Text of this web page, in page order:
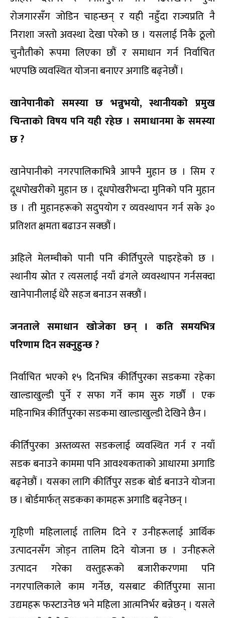
रोजगारसँग जोडिन चाहन्छन् र यही नहुँदा राज्यप्रति नै
निराशा जस्तो अवस्था देखा परेको छ । यसलाई निकै ठूलो
चुनौतीको रूपमा लिएका छौं र समाधान गर्न निर्वाचित
भएपछि व्यवस्थित योजना बनाएर अगाडि बढ्नेछौं ।
खानेपानीको समस्या छ भन्नुभयो, स्थानीयको प्रमुख
चिन्ताको विषय पनि यही रहेछ । समाधानमा के समस्या
छ ?
खानेपानीको नगरपालिकाभित्रै आफ्नै मुहान छ । सिम र
दूधपोखरीको मुहान छ । दूधपोखरीभन्दा मुनिको पनि मुहान
छ । ती मुहानहरूको सदुपयोग र व्यवस्थापन गर्न सके ३०
प्रतिशत क्षमता बढाउन सक्छौं ।
अहिले मेलम्चीको पानी पनि कीर्तिपुरले पाइरहेको छ ।
स्थानीय स्रोत र त्यसलाई नयाँ ढंगले व्यवस्थापन गर्नसक्दा
खानेपानीलाई धेरै सहज बनाउन सक्छौं ।
जनताले समाधान खोजेका छन् । कति समयभित्र
परिणाम दिन सक्नुहुन्छ ?
निर्वाचित भएको १५ दिनभित्र कीर्तिपुरका सडकमा रहेका
खाल्डाखुल्डी पुर्ने र सफा गर्ने काम सुरु गर्छौं । एक
महिनाभित्र कीर्तिपुरका सडकमा खाल्डाखुल्डी देखिने छैन ।
कीर्तिपुरका अस्तव्यस्त सडकलाई व्यवस्थित गर्न र नयाँ
सडक बनाउने काममा पनि आवश्यकताको आधारमा अगाडि
बढ्नेछौं । यसका लागि कीर्तिपुर सडक बोर्ड बनाउने योजना
छ । बोर्डमार्फत् सडकका कामहरू अगाडि बढ्नेछन् ।
गृहिणी महिलालाई तालिम दिने र उनीहरूलाई आर्थिक
उत्पादनसँग जोड्न तालिम दिने योजना छ । उनीहरूले
उत्पादन गरेका वस्तुहरूको बजारीकरणमा पनि
नगरपालिकाले काम गर्नेछ, यसबाट कीर्तिपुरमा साना
उद्यमहरू फस्टाउनेछ भने महिला आत्मनिर्भर बन्नेछन् । यसले